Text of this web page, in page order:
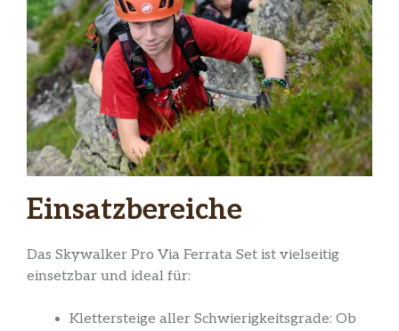
Einsatzbereiche
Das Skywalker Pro Via Ferrata Set ist vielseitig
einsetzbar und ideal für:
Klettersteige aller Schwierigkeitsgrade: Ob